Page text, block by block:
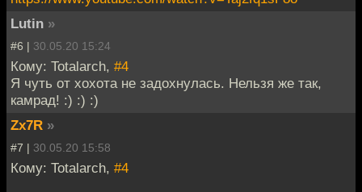
Lutin »
#6 | 30.05.20 15:24
Кому: Totalarch, #4
Я чуть от хохота не задохнулась. Нельзя же так,
камрад! :) :) :)
Zx7R »
#7 | 30.05.20 15:58
Кому: Totalarch, #4